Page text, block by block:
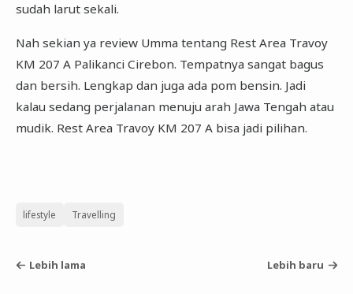
sudah larut sekali.
Nah sekian ya review Umma tentang Rest Area Travoy
KM 207 A Palikanci Cirebon. Tempatnya sangat bagus
dan bersih. Lengkap dan juga ada pom bensin. Jadi
kalau sedang perjalanan menuju arah Jawa Tengah atau
mudik. Rest Area Travoy KM 207 A bisa jadi pilihan.
lifestyle Travelling
Lebih lama Lebih baru